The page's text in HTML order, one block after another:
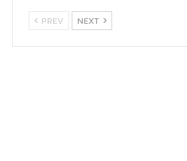
PREV NEXT